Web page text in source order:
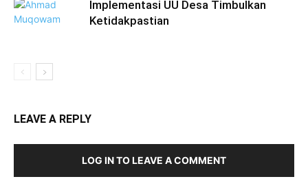
Implementasi UU Desa Timbulkan
Ketidakpastian
LEAVE A REPLY
LOG IN TO LEAVE A COMMENT